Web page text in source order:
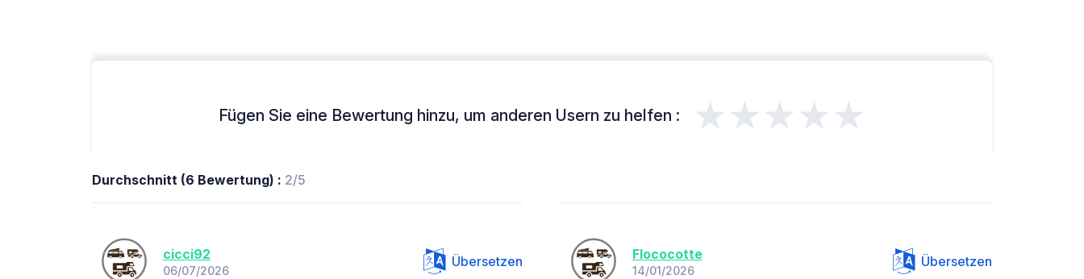
Fügen Sie eine Bewertung hinzu, um anderen Usern zu helfen : ★★★★★
Durchschnitt (6 Bewertung) : 2/5
cicci92
06/07/2026
Übersetzen Flococotte
14/01/2026
Übersetzen